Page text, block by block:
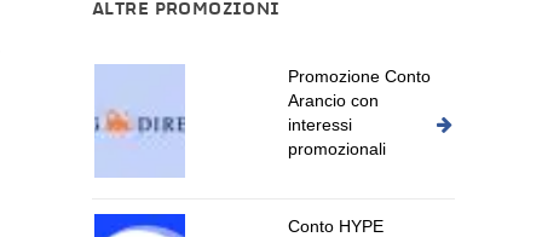
ALTRE PROMOZIONI
Promozione Conto
Arancio con
interessi
promozionali
Conto HYPE